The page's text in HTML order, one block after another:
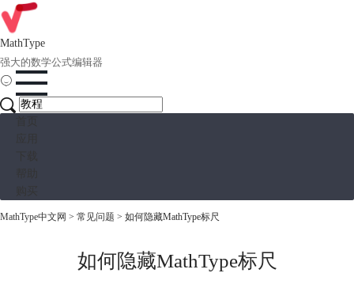
MathType
强大的数学公式编辑器
MathType中文网 > 常见问题 > 如何隐藏MathType标尺
如何隐藏MathType标尺